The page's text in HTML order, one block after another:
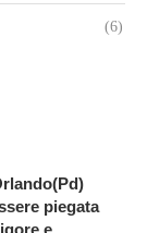
(6)
piegata